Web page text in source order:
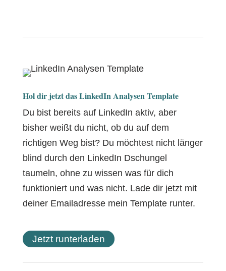
Hol dir jetzt das LinkedIn Analysen Template
Du bist bereits auf LinkedIn aktiv, aber
bisher weißt du nicht, ob du auf dem
richtigen Weg bist? Du möchtest nicht länger
blind durch den LinkedIn Dschungel
taumeln, ohne zu wissen was für dich
funktioniert und was nicht. Lade dir jetzt mit
deiner Emailadresse mein Template runter.
Jetzt runterladen